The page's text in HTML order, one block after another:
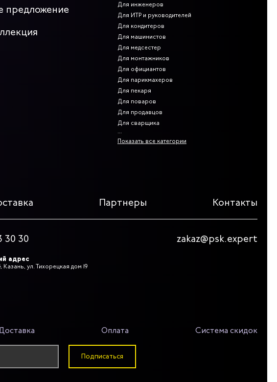
предложение
Для инженеров
Для ИТР и руководителей
Для кондитеров
Для машинистов
Для медсестер
Для монтажников
Для официантов
Для парикмахеров
Для пекаря
Для поваров
Для продавцов
Для сварщика
Показать все категории
Партнеры Контакты
30 30 zakaz@psk.expert
адрес
Казань, ул. Тихорецкая дом 19
Оплата Система скидок
Подписаться